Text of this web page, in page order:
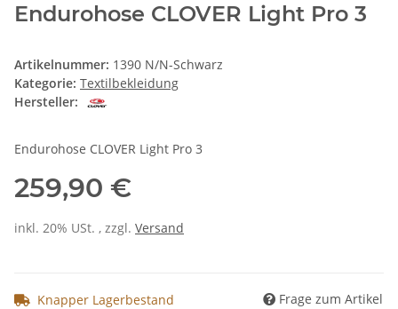
Endurohose CLOVER Light Pro 3
Artikelnummer: 1390 N/N-Schwarz
Kategorie: Textilbekleidung
Hersteller:
Endurohose CLOVER Light Pro 3
259,90 €
inkl. 20% USt. , zzgl. Versand
Knapper Lagerbestand Frage zum Artikel